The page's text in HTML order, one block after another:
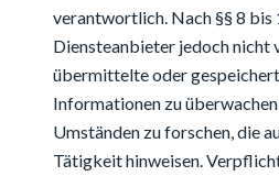
verantwortlich. Nach §§ 8 bis
Diensteanbieter jedoch nicht
übermittelte oder
Informationen zu
Umständen zu forschen, die
Tätigkeit hinweisen.